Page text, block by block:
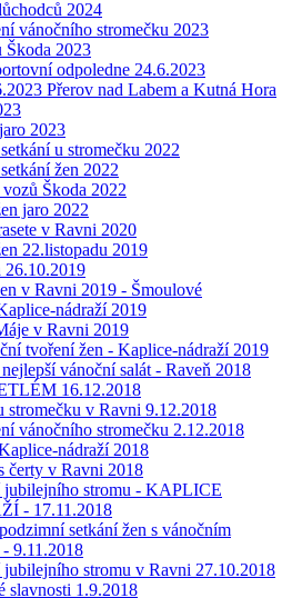
2024
vánočního stromečku 2023
Škoda 2023
odpoledne 24.6.2023
Přerov nad Labem a Kutná Hora
2023
u stromečku 2022
žen 2022
Škoda 2022
jaro 2022
v Ravni 2020
22.listopadu 2019
26.10.2019
v Ravni 2019 - Šmoulové
nádraží 2019
v Ravni 2019
tvoření žen - Kaplice-nádraží 2019
vánoční salát - Raveň 2018
16.12.2018
stromečku v Ravni 9.12.2018
vánočního stromečku 2.12.2018
nádraží 2018
čerty v Ravni 2018
jubilejního stromu - KAPLICE
- 17.11.2018
setkání žen s vánočním
9.11.2018
jubilejního stromu v Ravni 27.10.2018
slavnosti 1.9.2018